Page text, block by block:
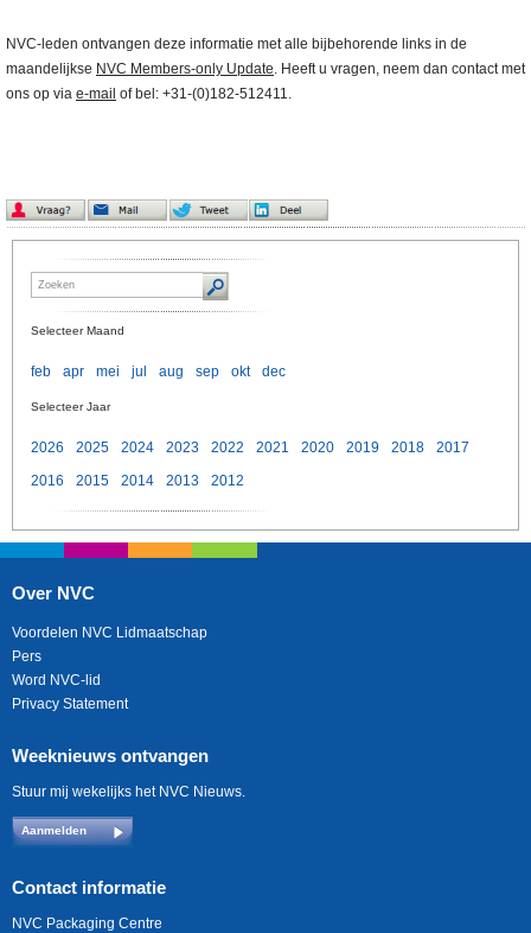
NVC-leden ontvangen deze informatie met alle bijbehorende links in de
maandelijkse NVC Members-only Update. Heeft u vragen, neem dan contact met
ons op via e-mail of bel: +31-(0)182-512411.
Selecteer Maand
feb apr mei jul aug sep okt dec
Selecteer Jaar
2026 2025 2024 2023 2022 2021 2020 2019 2018
2017
2016
2015 2014 2013 2012
Over NVC
Voordelen NVC Lidmaatschap
Pers
Word NVC-lid
Privacy Statement
Weeknieuws ontvangen
Stuur mij wekelijks het NVC Nieuws.
Aanmelden
Contact informatie
NVC Packaging Centre